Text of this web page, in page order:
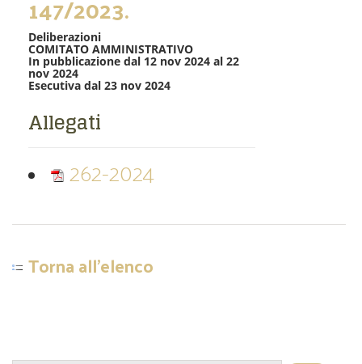
147/2023.
Deliberazioni
COMITATO AMMINISTRATIVO
In pubblicazione dal 12 nov 2024 al 22
nov 2024
Esecutiva dal 23 nov 2024
Allegati
262-2024
Torna all'elenco